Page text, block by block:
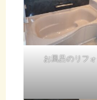
お風呂のリフ